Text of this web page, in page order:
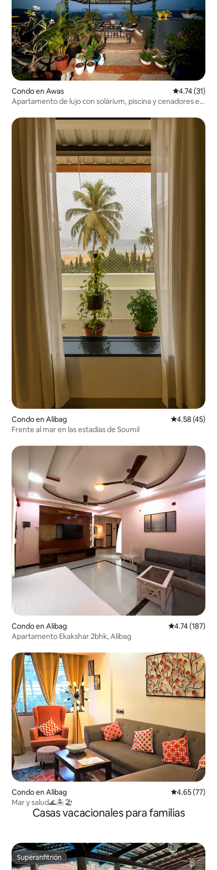
Condo en Awas Calificación
4.74 (31)
Apartamento de lujo con solárium, piscina y cenadores en
Condo en Alibag Calificación
4.58 (45)
Frente al mar en las estadías de Soumil
Condo en Alibag Calificación
4.74 (187)
Apartamento Ekakshar 2bhk, Alibag
Condo en Alibag Calificación
4.65 (77)
Mar y salud🌊🏝🏖
Casas vacacionales para familias
Superanfitrión
Superanfitrión